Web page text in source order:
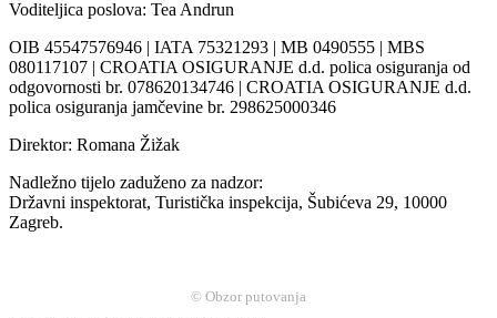
Voditeljica poslova: Tea Andrun
OIB 45547576946 | IATA 75321293 | MB 0490555 | MBS
080117107 | CROATIA OSIGURANJE d.d. polica osiguranja od
odgovornosti br. 078620134746 | CROATIA OSIGURANJE d.d.
polica osiguranja jamčevine br. 298625000346
Direktor: Romana Žižak
Nadležno tijelo zaduženo za nadzor:
Državni inspektorat, Turistička inspekcija, Šubićeva 29, 10000
Zagreb.
© Obzor putovanja